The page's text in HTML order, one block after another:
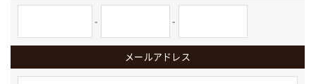
- -
メールアドレス